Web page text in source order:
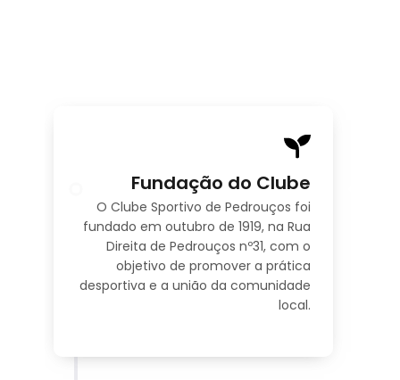
Fundação do Clube
O Clube Sportivo de Pedrouços foi
fundado em outubro de 1919, na Rua
Direita de Pedrouços nº31, com o
objetivo de promover a prática
desportiva e a união da comunidade
local.